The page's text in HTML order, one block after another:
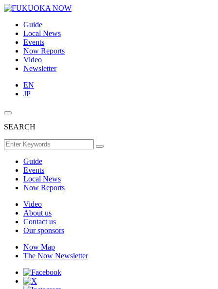
Guide
Local News
Events
Now Reports
Video
Newsletter
EN
JP
SEARCH
Guide
Events
Local News
Now Reports
Video
About us
Contact us
Our sponsors
Now Map
The Now Newsletter